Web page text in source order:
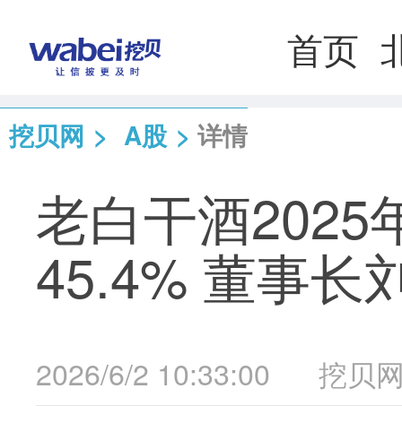
首页
挖贝网 > A股 > 详情
老白干酒2025
45.4% 董事长
2026/6/2 10:33:00 挖贝